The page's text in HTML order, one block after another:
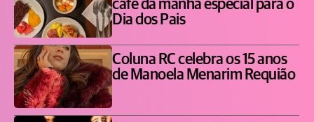
café da manhã especial para o
Dia dos Pais
Coluna RC celebra os 15 anos
de Manoela Menarim Requião